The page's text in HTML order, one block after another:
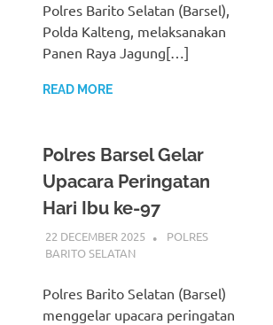
Polres Barito Selatan (Barsel),
Polda Kalteng, melaksanakan
Panen Raya Jagung[…]
READ MORE
Polres Barsel Gelar
Upacara Peringatan
Hari Ibu ke-97
22 DECEMBER 2025
POLRES
BARITO SELATAN
Polres Barito Selatan (Barsel)
menggelar upacara peringatan